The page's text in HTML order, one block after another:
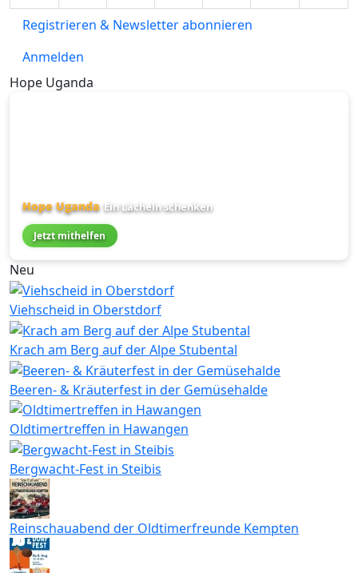
Registrieren & Newsletter abonnieren
Anmelden
Hope Uganda
Hope Uganda Ein Lächeln schenken
Jetzt mithelfen
Neu
Viehscheid in Oberstdorf
Krach am Berg auf der Alpe Stubental
Beeren- & Kräuterfest in der Gemüsehalde
Oldtimertreffen in Hawangen
Bergwacht-Fest in Steibis
Reinschauabend der Oldtimerfreunde Kempten